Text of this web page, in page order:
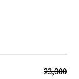
23,000